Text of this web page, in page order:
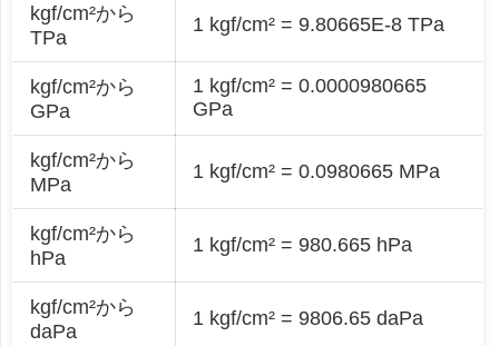
kgf/cm²から
TPa
1 kgf/cm² = 9.80665E-8 TPa
kgf/cm²から
GPa
1 kgf/cm² = 0.0000980665
GPa
kgf/cm²から
MPa
1 kgf/cm² = 0.0980665 MPa
kgf/cm²から
hPa
1 kgf/cm² = 980.665 hPa
kgf/cm²から
daPa
1 kgf/cm² = 9806.65 daPa